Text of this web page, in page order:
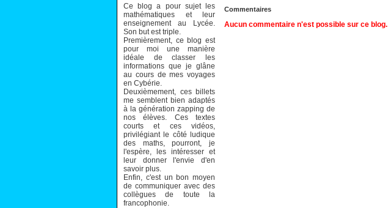
Ce blog a pour sujet les
mathématiques et leur
enseignement au Lycée.
Son but est triple.
Premièrement, ce blog est
pour moi une manière
idéale de classer les
informations que je glâne
au cours de mes voyages
en Cybérie.
Deuxièmement, ces billets
me semblent bien adaptés
à la génération zapping de
nos élèves. Ces textes
courts et ces vidéos,
privilégiant le côté ludique
des maths, pourront, je
l'espère, les intéresser et
leur donner l'envie d'en
savoir plus.
Enfin, c'est un bon moyen
de communiquer avec des
collègues de toute la
francophonie.
Commentaires
Aucun commentaire n'est possible sur ce blog.